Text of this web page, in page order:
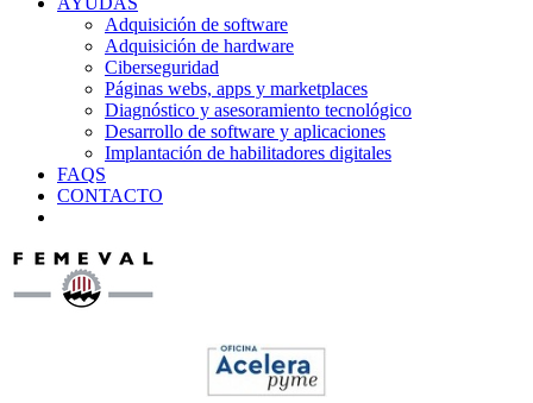
Adquisición de software
Adquisición de hardware
Ciberseguridad
Páginas webs, apps y marketplaces
Diagnóstico y asesoramiento tecnológico
Desarrollo de software y aplicaciones
Implantación de habilitadores digitales
FAQS
CONTACTO